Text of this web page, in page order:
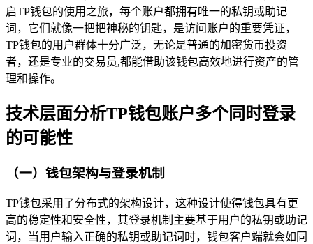
启TP钱包的使用之旅，每个账户都拥有唯一的私钥或助记
词，它们就像一把把神秘的钥匙，是访问账户的重要凭证，
TP钱包的用户群体十分广泛，无论是普通的加密货币投资
者，还是专业的交易员,都能借助该钱包高效地进行资产的管
理和操作。
技术层面分析TP钱包账户多个同时登录
的可能性
（一）钱包架构与登录机制
TP钱包采用了分布式的架构设计，这种设计使得钱包具有更
高的稳定性和安全性，其登录机制主要基于用户的私钥或助记
词，当用户输入正确的私钥或助记词时，钱包客户端就会如同